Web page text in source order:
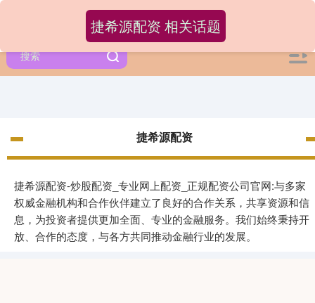
捷希源配资
捷希源配资-炒股配资_专业网上配资_正规配资公司官网:与多家
权威金融机构和合作伙伴建立了良好的合作关系，共享资源和信
息，为投资者提供更加全面、专业的金融服务。我们始终秉持开
放、合作的态度，与各方共同推动金融行业的发展。
捷希源配资 相关话题